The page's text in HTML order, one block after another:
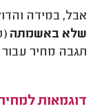
אבל, במידה
שלא באשמתה
תגבה מחיר עבור
דוגמאות